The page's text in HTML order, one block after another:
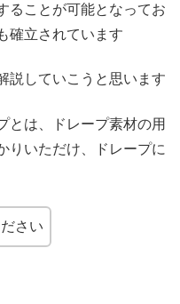
ることが可能となってお
確立されています
説していこうと思います
とは、ドレープ素材の用
りいただけ、ドレープに
さい